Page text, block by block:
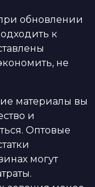
обновлении
к
не
материалы вы
и
Оптовые
могут